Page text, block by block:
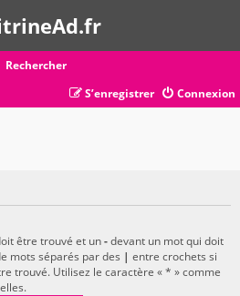
Rechercher
Connexion
S’enregistrer
être trouvé et un-devant un mot qui doit
mots séparés par des | entre crochets si
trouvé. Utilisez le caractère « * » comme